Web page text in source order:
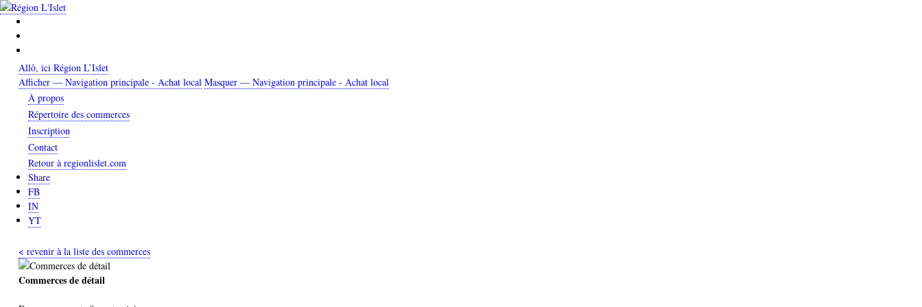
Aller
contenu
principal
Allô, ici Région L’Islet
Navigation
principale
Achat
local
Afficher — Navigation principale - Achat local Masquer — Navigation principale - Achat local
À propos
Répertoire des commerces
Inscription
Contact
Retour à regionlislet.com
Share
FB
IN
YT
< revenir à la liste des commerces
Commerces de détail